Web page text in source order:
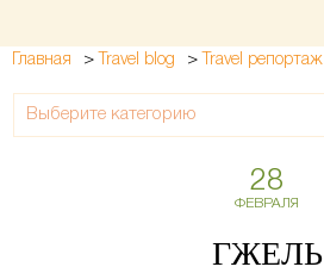
Главная > Travel blog > Travel репортаж
Выберите категорию
28
ФЕВРАЛЯ
ГЖЕЛЬ